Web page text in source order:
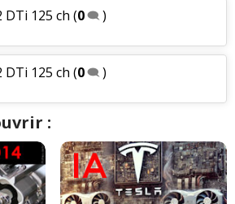
DTi 125 ch (0 )
DTi 125 ch (0 )
: